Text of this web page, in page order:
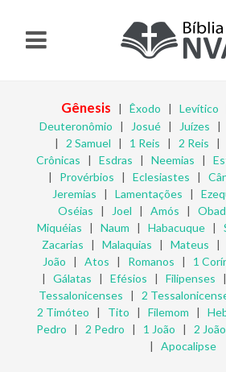
Gênesis | Êxodo | Levítico
Deuteronômio | Josué| Juízes |
| 2 Samuel | 1 Reis | 2 Reis |
Crônicas | Esdras | Neemias |
| Provérbios | Eclesiastes |
Jeremias | Lamentações |
Oséias | Joel | Amós |
Miquéias | Naum | Habacuque|
Zacarias | Malaquias | Mateus |
João | Atos | Romanos | 1
| Gálatas | Efésios | Filipenses |
Tessalonicenses | 2
2 Timóteo | Tito | Filemom |
Pedro | 2 Pedro | 1 João | 2 João
| Apocalipse